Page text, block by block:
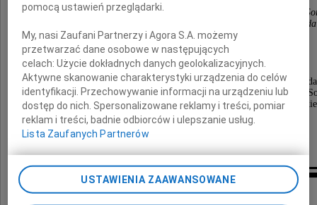
Zdz. Andrzejak, M. Cyrnal, Zdz. Fiuk, L. Gajda, M.
J. Jóźwiak, , Wł. Mitoraj, J. Rdest, Zb. Szałajda
Uroczystość pogrzebowa odbędzie się w piątek 16
o godzinie 13-tej w Kościele Św. Józefa ul. Smutna w
po czym odprowadzimy Zmarłego na cmentarz przy ul.
Inne kondolencje
pomocą ustawień przeglądarki.
My, nasi Zaufani Partnerzy i Agora S.A. możemy
przetwarzać dane osobowe w następujących
celach:Użycie dokładnych danych geolokalizacyjnych.
Aktywne skanowanie charakterystyki urządzenia do celów
identyfikacji. Przechowywanie informacji na urządzeniu lub
dostęp do nich. Spersonalizowane reklamy i treści, pomiar
reklam i treści, badnie odbiorców i ulepszanie usług.
Lista Zaufanych Partnerów
USTAWIENIA ZAAWANSOWANE